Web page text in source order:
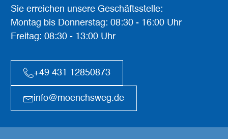
Sie erreichen unsere Geschäftsstelle:
Montag bis Donnerstag: 08:30 - 16:00 Uhr
Freitag: 08:30 - 13:00 Uhr
+49 431 12850873
info@moenchsweg.de